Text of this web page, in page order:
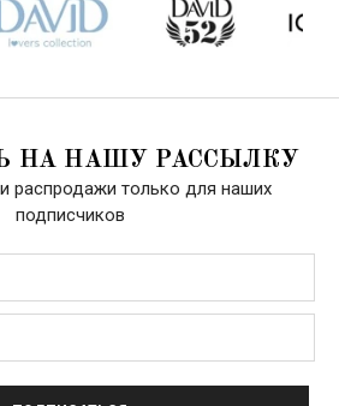
НА НАШУ РАССЫЛКУ
распродажи только для наших
подписчиков